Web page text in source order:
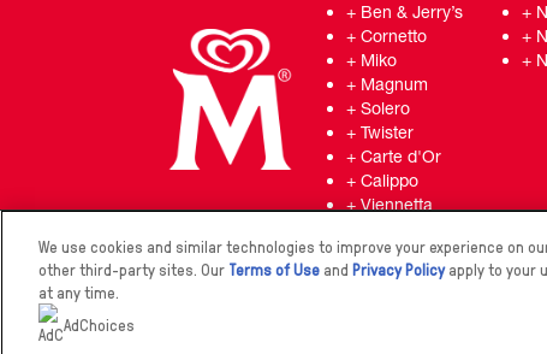
Ben & Jerry’s
Cornetto
Miko
Magnum
Solero
Twister
Carte d'Or
Calippo
Viennetta
We use cookies and similar technologies to improve your experience on
other third-party sites. Our Terms of Use and Privacy Policyapply to your
at any time.
AdChoices